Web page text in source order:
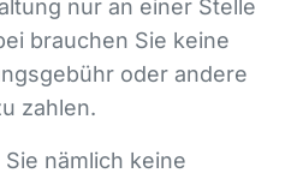
nur an einer Stelle
brauchen Sie keine
oder andere
zahlen.
nämlich keine